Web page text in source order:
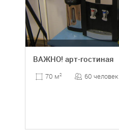
ВАЖНО! арт-гостиная
70 м2 60 человек